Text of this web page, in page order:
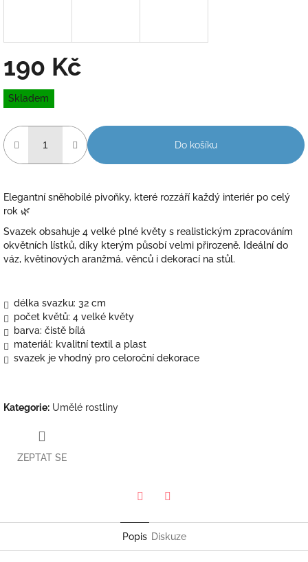
190 Kč
Měrná
cena:
Skladem
Do košíku
Elegantní sněhobílé pivoňky, které rozzáří každý interiér po celý
rok 🌿
Svazek obsahuje 4 velké plné květy s realistickým zpracováním
okvětních lístků, díky kterým působí velmi přirozeně. Ideální do
váz, květinových aranžmá, věnců i dekorací na stůl.
délka svazku: 32 cm
počet květů: 4 velké květy
barva: čistě bílá
materiál: kvalitní textil a plast
svazek je vhodný pro celoroční dekorace
Kategorie: Umělé rostliny
ZEPTAT SE
Popis Diskuze